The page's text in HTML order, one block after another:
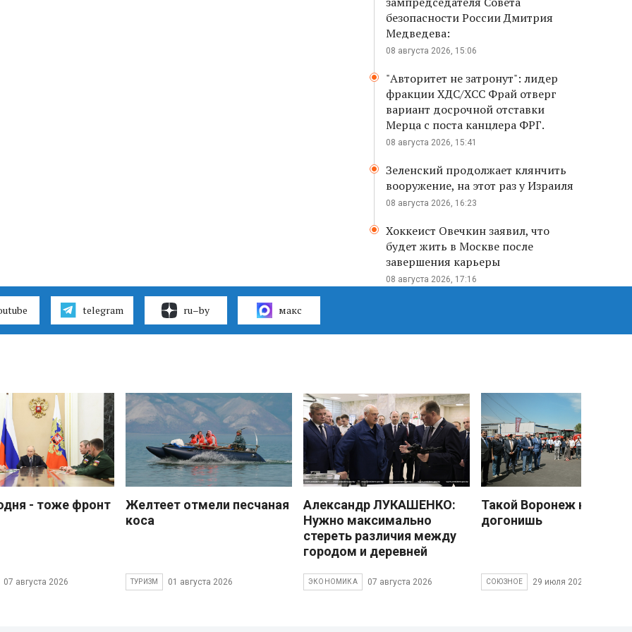
безопасности России Дмитрия
Медведева:
08 августа 2026, 15:06
"Авторитет не затронут": лидер
фракции ХДС/ХСС Фрай отверг
вариант досрочной отставки
Мерца с поста канцлера ФРГ.
08 августа 2026, 15:41
Зеленский продолжает клянчить
вооружение, на этот раз у Израиля
08 августа 2026, 16:23
Хоккеист Овечкин заявил, что
будет жить в Москве после
завершения карьеры
08 августа 2026, 17:16
telegram ru–by макс
- тоже фронт
07 августа 2026
Желтеет отмели песчаная
коса
ТУРИЗМ 01 августа 2026
Александр ЛУКАШЕНКО:
Нужно максимально
стереть различия между
городом и деревней
ЭКОНОМИКА 07 августа 2026
Такой Воронеж не
догонишь
СОЮЗНОЕ 29 июля 2026